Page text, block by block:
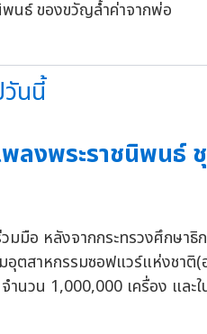
นนี้
งพระราชนิพนธ์
อ หลังจากกระทรวงศึกษาธิก
อุตสาหกรรมซอฟแวร์แห่งช
ำนวน 1,000,000 เครื่อง แ